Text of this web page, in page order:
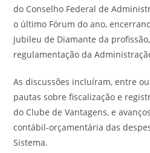
do Conselho Federal de
o último Fórum do ano,
Jubileu de Diamante da
regulamentação da
As discussões incluíram, entre
pautas sobre fiscalização e
do Clube de Vantagens, e
contábil-orçamentária das
Sistema.